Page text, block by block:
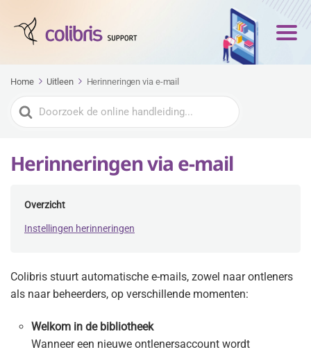
Home Uitleen Herinneringen via e-mail
Zoeken
naar
Herinneringen via e-mail
Overzicht
Instellingen herinneringen
Colibris stuurt automatische e-mails, zowel naar ontleners
als naar beheerders, op verschillende momenten:
Welkom in de bibliotheek
Wanneer een nieuwe ontlenersaccount wordt